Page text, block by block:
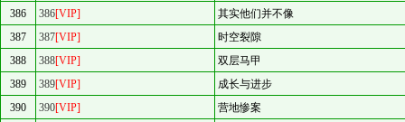
386
386[VIP]
其实他们并不像
387
387[VIP]
时空裂隙
388
388[VIP]
双层马甲
389
389[VIP]
成长与进步
390
390[VIP]
营地惨案